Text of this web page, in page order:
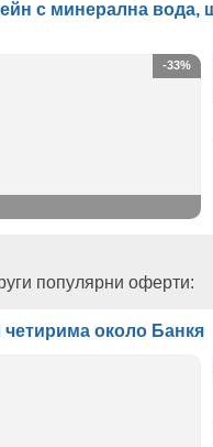
с минерална вода,
-33%
популярни оферти:
четирима около Банкя